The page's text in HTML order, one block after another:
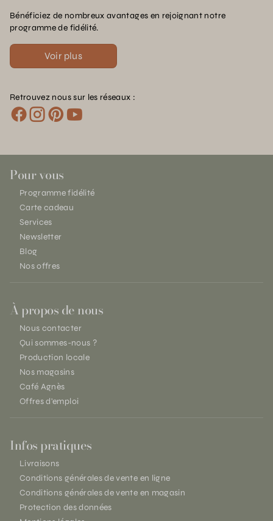
Bénéficiez de nombreux avantages en rejoignant notre
programme de fidélité.
Voir plus
Retrouvez nous sur les réseaux :
Pour vous
Programme fidélité
Carte cadeau
Services
Newsletter
Blog
Nos offres
À propos de nous
Nous contacter
Qui sommes-nous ?
Production locale
Nos magasins
Café Agnès
Offres d'emploi
Infos pratiques
Livraisons
Conditions générales de vente en ligne
Conditions générales de vente en magasin
Protection des données